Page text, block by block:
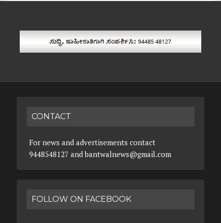
CONTACT
For news and advertisements contact
9448548127 and bantwalnews@gmail.com
FOLLOW ON FACEBOOK